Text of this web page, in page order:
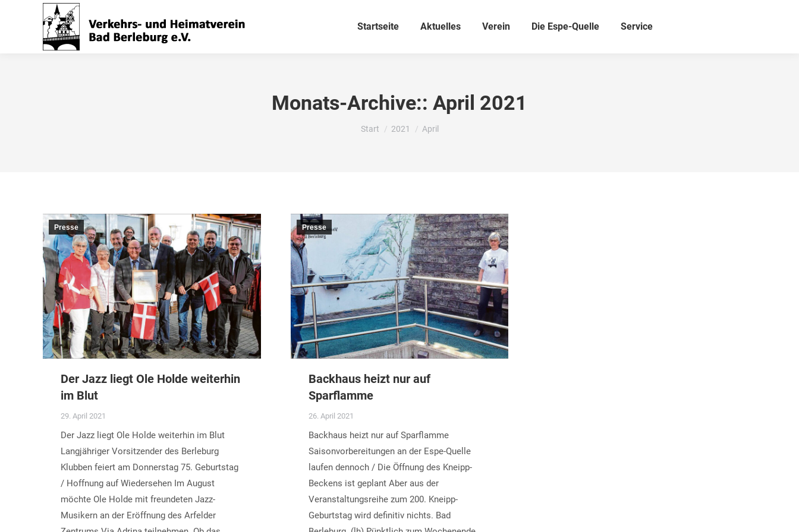
Startseite Aktuelles Verein Die Espe-Quelle Service
Monats-Archive:: April 2021
Sie befinden sich hier:
Start 2021 April
Presse
Der Jazz liegt Ole Holde weiterhin
im Blut
29. April 2021
Der Jazz liegt Ole Holde weiterhin im Blut
Langjähriger Vorsitzender des Berleburg
Klubben feiert am Donnerstag 75. Geburtstag
/ Hoffnung auf Wiedersehen Im August
möchte Ole Holde mit freundeten Jazz-
Musikern an der Eröffnung des Arfelder
Presse
Backhaus heizt nur auf
Sparflamme
26. April 2021
Backhaus heizt nur auf Sparflamme
Saisonvorbereitungen an der Espe-Quelle
laufen dennoch / Die Öffnung des Kneipp-
Beckens ist geplant Aber aus der
Veranstaltungsreihe zum 200. Kneipp-
Geburtstag wird definitiv nichts. Bad